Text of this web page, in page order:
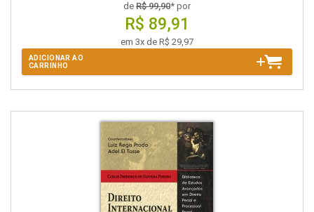
de R$ 99,90* por
R$ 89,91
em 3x de R$ 29,97
ADICIONAR AO
CARRINHO